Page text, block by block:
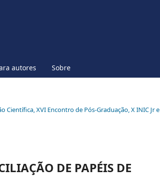
autores Sobre
Científica, XVI Encontro de Pós-Graduação, X INIC Jr e
DE PAPÉIS DE